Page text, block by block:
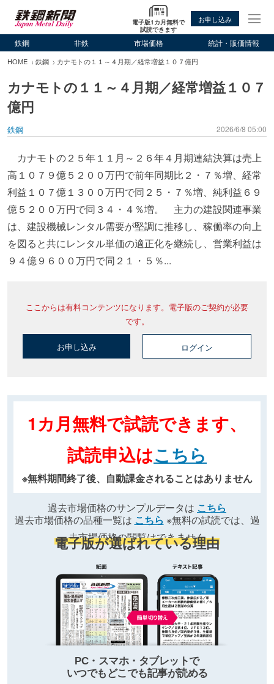
電子版1カ月無料で
試読できます
お申し込み
鉄鋼 非鉄 市場価格 統計・販価情報
HOME 鉄鋼 カナモトの１１～４月期／経常増益１０７億円
カナモトの１１～４月期／経常増益１０７
億円
鉄鋼 2026/6/8 05:00
カナモトの２５年１１月～２６年４月期連結決算は売上
高１０７９億５２００万円で前年同期比２・７％増、経常
利益１０７億１３００万円で同２５・７％増、純利益６９
億５２００万円で同３４・４％増。 主力の建設関連事業
は、建設機械レンタル需要が堅調に推移し、稼働率の向上
を図ると共にレンタル単価の適正化を継続し、営業利益は
９４億９６００万円で同２１・５％...
ここからは有料コンテンツになります。電子版のご契約が必要
です。
お申し込み ログイン
1カ月無料で試読できます、
試読申込はこちら
※無料期間終了後、自動課金されることはありません
過去市場価格のサンプルデータは こちら
過去市場価格の品種一覧は こちら ※無料の試読では、過
去市場価格の閲覧はできません
電子版が選ばれている理由
PC・スマホ・タブレットで
いつでもどこでも記事が読める